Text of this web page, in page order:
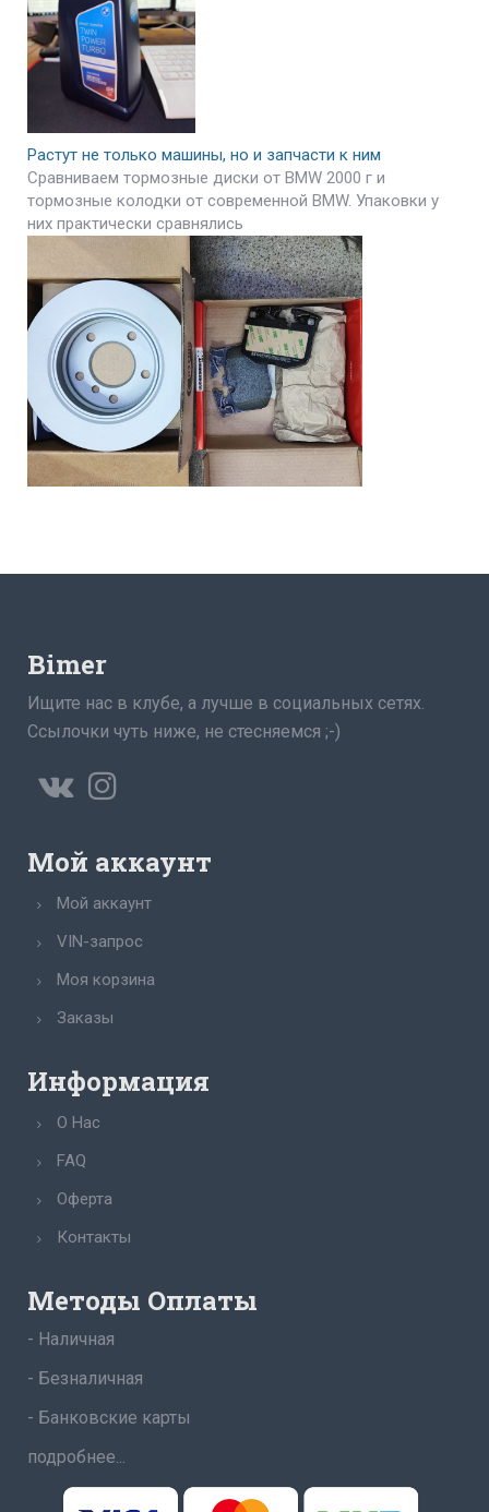
Растут не только машины, но и запчасти к ним
Сравниваем тормозные диски от BMW 2000 г и
тормозные колодки от современной BMW. Упаковки у
них практически сравнялись
Bimer
Ищите нас в клубе, а лучше в социальных сетях.
Ссылочки чуть ниже, не стесняемся ;-)
Мой аккаунт
Мой аккаунт
VIN-запрос
Моя корзина
Заказы
Информация
О Нас
FAQ
Оферта
Контакты
Методы Оплаты
- Наличная
- Безналичная
- Банковские карты
подробнее...